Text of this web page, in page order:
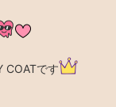
COATです